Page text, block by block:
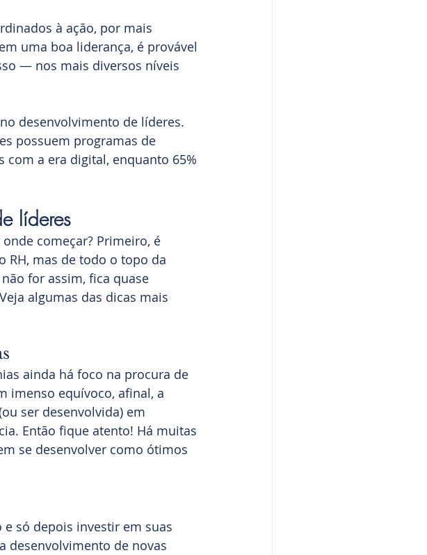
à ação, por mais
uma boa liderança, é provável
— nos mais diversos níveis
desenvolvimento de líderes.
possuem programas de
com a era digital, enquanto 65%
líderes
começar? Primeiro, é
mas de todo o topo da
for assim, fica quase
algumas das dicas mais
ainda há foco na procura de
imenso equívoco, afinal, a
ser desenvolvida) em
Então fique atento! Há muitas
se desenvolver como ótimos
só depois investir em suas
desenvolvimento de novas